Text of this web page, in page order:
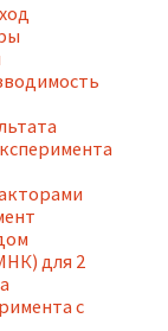
для 2
с